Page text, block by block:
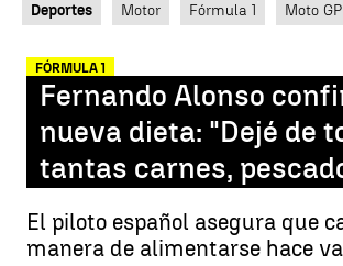
Deportes Motor Fórmula 1 Moto GP
FÓRMULA 1
Fernando Alonso
nueva dieta: "Dejé de
tantas carnes,
El piloto español asegura que
manera de alimentarse hace